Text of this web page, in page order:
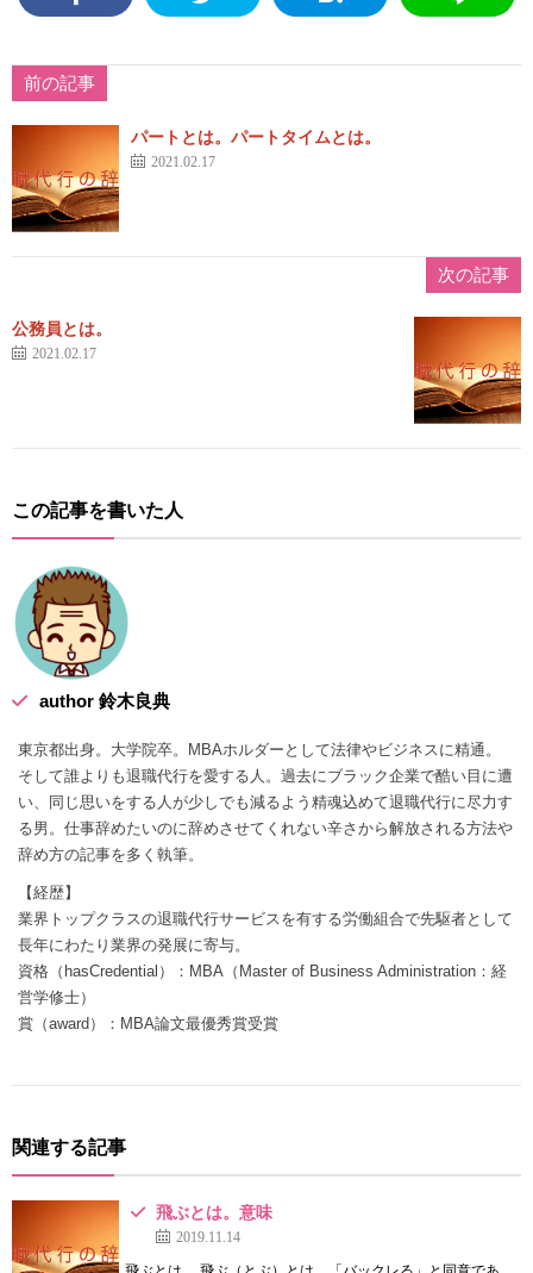
前の記事
パートとは。パートタイムとは。
2021.02.17
次の記事
公務員とは。
2021.02.17
この記事を書いた人
author 鈴木良典
東京都出身。大学院卒。MBAホルダーとして法律やビジネスに精通。
そして誰よりも退職代行を愛する人。過去にブラック企業で酷い目に遭
い、同じ思いをする人が少しでも減るよう精魂込めて退職代行に尽力す
る男。仕事辞めたいのに辞めさせてくれない辛さから解放される方法や
辞め方の記事を多く執筆。
【経歴】
業界トップクラスの退職代行サービスを有する労働組合で先駆者として
長年にわたり業界の発展に寄与。
資格（hasCredential）：MBA（Master of Business Administration：経
営学修士）
賞（award）：MBA論文最優秀賞受賞
関連する記事
飛ぶとは。意味
2019.11.14